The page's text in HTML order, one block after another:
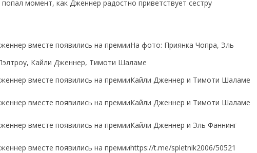
момент, как Дженнер радостно приветствует сестру
На фото: Приянка Чопра, Эль
Кайли Дженнер, Тимоти Шаламе
Кайли Дженнер и Тимоти Шаламе
Кайли Дженнер и Тимоти Шаламе
Кайли Дженнер и Эль Фаннинг
https://t.me/spletnik2006/50521